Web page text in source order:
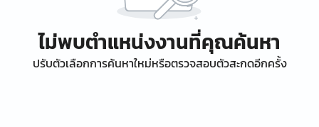
ไม่พบตำแหน่งงานที่คุณค้นหา
ปรับตัวเลือกการค้นหาใหม่หรือตรวจสอบตัวสะกดอีกครั้ง